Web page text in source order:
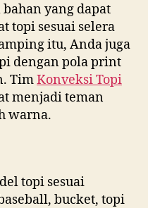
yang dapat
topi sesuai selera
itu, Anda juga
dengan pola print
TimKonveksi Topi
menjadi teman
warna.
topi sesuai
bucket, topi